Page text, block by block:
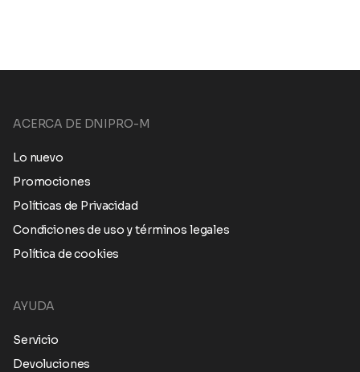
ACERCA DE DNIPRO-M
Lo nuevo
Promociones
Políticas de Privacidad
Condiciones de uso y términos legales
Política de cookies
AYUDA
Servicio
Devoluciones